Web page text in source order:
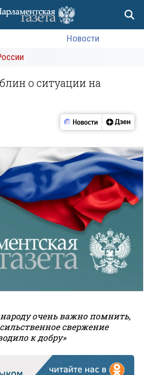
Новости
о ситуации на
очень важно помнить,
свержение
к добру»